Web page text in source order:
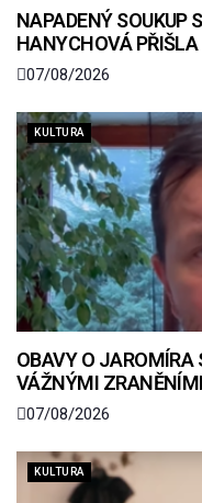
NAPADENÝ SOUKUP
HANYCHOVÁ PŘIŠLA
07/08/2026
KULTURA
OBAVY O JAROMÍRA
VÁŽNÝMI
07/08/2026
KULTURA